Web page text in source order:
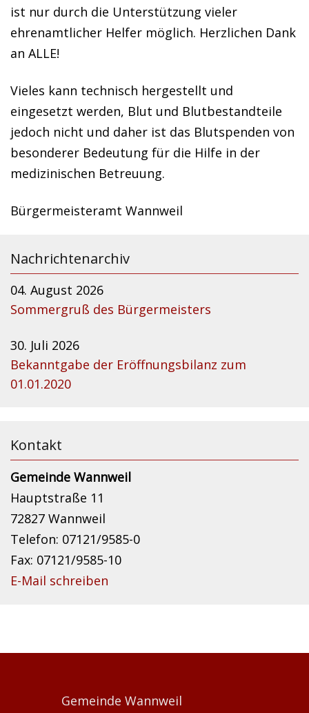
ist nur durch die Unterstützung vieler
ehrenamtlicher Helfer möglich. Herzlichen Dank
an ALLE!
Vieles kann technisch hergestellt und
eingesetzt werden, Blut und Blutbestandteile
jedoch nicht und daher ist das Blutspenden von
besonderer Bedeutung für die Hilfe in der
medizinischen Betreuung.
Bürgermeisteramt Wannweil
Nachrichtenarchiv
04. August 2026
Sommergruß des Bürgermeisters
30. Juli 2026
Bekanntgabe der Eröffnungsbilanz zum
01.01.2020
Kontakt
Gemeinde Wannweil
Hauptstraße 11
72827 Wannweil
Telefon: 07121/9585-0
Fax: 07121/9585-10
E-Mail schreiben
Gemeinde Wannweil